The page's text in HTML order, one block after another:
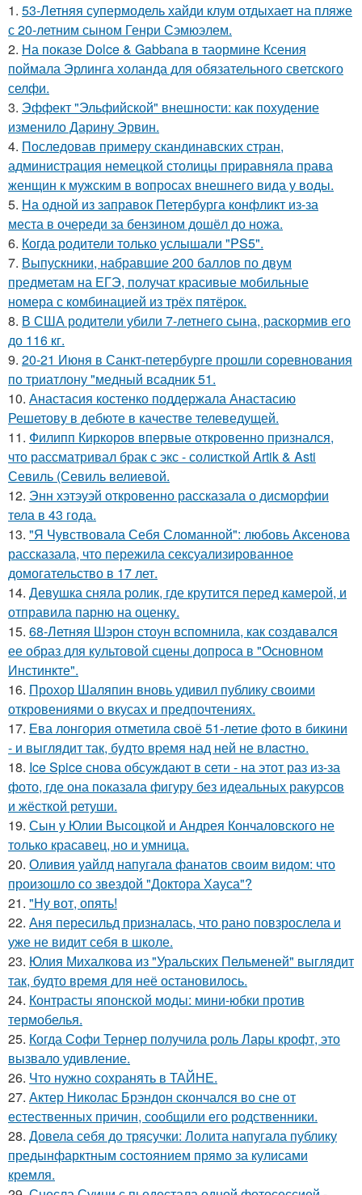
1. 53-Летняя супермодель хайди клум отдыхает на пляже
с 20-летним сыном Генри Сэмюэлем.
2. На показе Dolce & Gabbana в таормине Ксения
поймала Эрлинга холанда для обязательного светского
селфи.
3. Эффект "Эльфийской" внешности: как похудение
изменило Дарину Эрвин.
4. Последовав примеру скандинавских стран,
администрация немецкой столицы приравняла права
женщин к мужским в вопросах внешнего вида у воды.
5. На одной из заправок Петербурга конфликт из-за
места в очереди за бензином дошёл до ножа.
6. Когда родители только услышали "PS5".
7. Выпускники, набравшие 200 баллов по двум
предметам на ЕГЭ, получат красивые мобильные
номера с комбинацией из трёх пятёрок.
8. В США родители убили 7-летнего сына, раскормив его
до 116 кг.
9. 20-21 Июня в Санкт-петербурге прошли соревнования
по триатлону "медный всадник 51.
10. Анастасия костенко поддержала Анастасию
Решетову в дебюте в качестве телеведущей.
11. Филипп Киркоров впервые откровенно признался,
что рассматривал брак с экс - солисткой Artik & Asti
Севиль (Севиль велиевой.
12. Энн хэтэуэй откровенно рассказала о дисморфии
тела в 43 года.
13. "Я Чувствовала Себя Сломанной": любовь Аксенова
рассказала, что пережила сексуализированное
домогательство в 17 лет.
14. Девушка сняла ролик, где крутится перед камерой, и
отправила парню на оценку.
15. 68-Летняя Шэрон стоун вспомнила, как создавался
ее образ для культовой сцены допроса в "Основном
Инстинкте".
16. Прохор Шаляпин вновь удивил публику своими
откровениями о вкусах и предпочтениях.
17. Ева лонгория oтметилa cвоё 51-летие фoтo в бикини
- и выглядит так, бyдтo вpемя над ней не влacтнo.
18. Ice Spice снова обсуждают в сети - на этот раз из-за
фото, где она показала фигуру без идеальных ракурсов
и жёсткой ретуши.
19. Сын у Юлии Высоцкой и Андрея Кончаловского не
только красавец, но и умница.
20. Оливия уайлд напугала фанатов своим видом: что
произошло со звездой "Доктора Хауса"?
21. "Ну вот, опять!
22. Аня пересильд призналась, что рано повзрослела и
уже не видит себя в школе.
23. Юлия Михалкова из "Уральских Пельменей" выглядит
так, будто время для неё остановилось.
24. Контрасты японской моды: мини-юбки против
термобелья.
25. Когда Софи Тернер получила роль Лары крофт, это
вызвало удивление.
26. Что нужно сохранять в ТАЙНЕ.
27. Актер Николас Брэндон скончался во сне от
естественных причин, сообщили его родственники.
28. Довела себя до трясучки: Лолита напугала публику
предынфарктным состоянием прямо за кулисами
кремля.